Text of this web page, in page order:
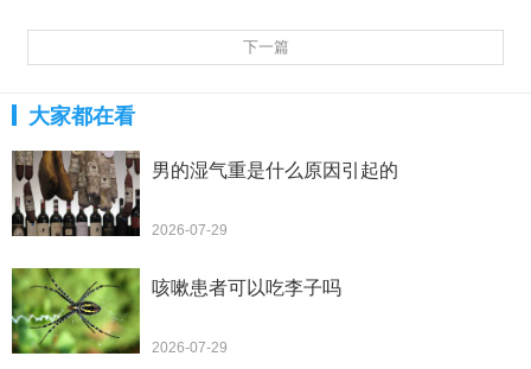
下一篇
大家都在看
男的湿气重是什么原因引起的
2026-07-29
咳嗽患者可以吃李子吗
2026-07-29